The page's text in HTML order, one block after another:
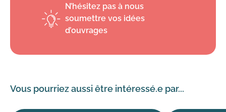
N’hésitez pas à nous
soumettre vos idées
d’ouvrages
Vous pourriez aussi être intéressé.e par...